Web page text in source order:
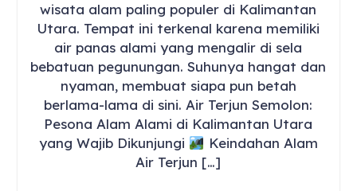
wisata alam paling populer di Kalimantan
Utara. Tempat ini terkenal karena memiliki
air panas alami yang mengalir di sela
bebatuan pegunungan. Suhunya hangat dan
nyaman, membuat siapa pun betah
berlama-lama di sini. Air Terjun Semolon:
Pesona Alam Alami di Kalimantan Utara
yang Wajib Dikunjungi
Keindahan Alam
Air Terjun […]